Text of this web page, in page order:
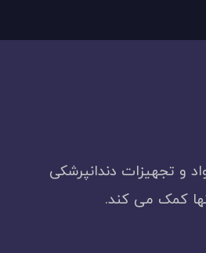
و تجهیزات دندانپرشکی
کمک می کند.